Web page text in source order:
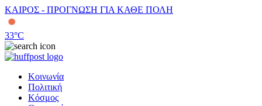
ΚΑΙΡΟΣ - ΠΡΟΓΝΩΣΗ ΓΙΑ ΚΑΘΕ ΠΟΛΗ
33°C
Κοινωνία
Πολιτική
Κόσμος